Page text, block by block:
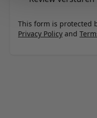
This form is protected
Privacy Policy and